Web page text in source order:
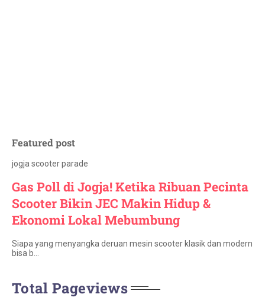
Featured post
jogja scooter parade
Gas Poll di Jogja! Ketika Ribuan Pecinta
Scooter Bikin JEC Makin Hidup &
Ekonomi Lokal Mebumbung
Siapa yang menyangka deruan mesin scooter klasik dan modern
bisa b…
Total Pageviews